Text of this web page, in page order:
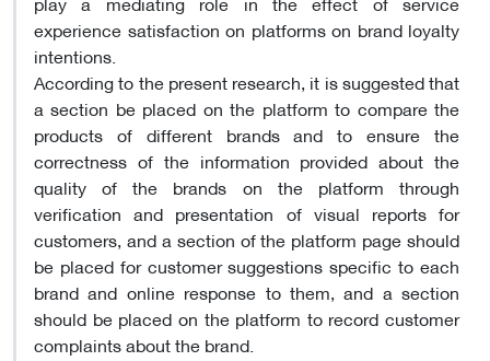
experience satisfaction on platforms on brand loyalty
intentions.
According to the present research, it is suggested that
a section be placed on the platform to compare the
products of different brands and to ensure the
correctness of the information provided about the
quality of the brands on the platform through
verification and presentation of visual reports for
customers, and a section of the platform page should
be placed for customer suggestions specific to each
brand and online response to them, and a section
should be placed on the platform to record customer
complaints about the brand.